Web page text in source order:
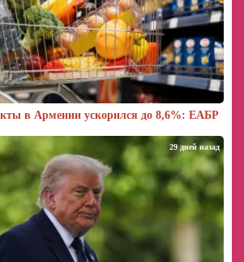
в Армении ускорился до 8,6%: ЕАБР
29 дней назад